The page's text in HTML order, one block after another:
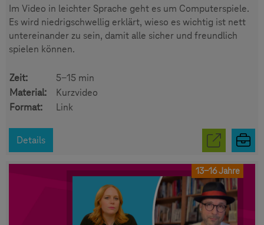
Im Video in leichter Sprache geht es um Computerspiele.
Es wird niedrigschwellig erklärt, wieso es wichtig ist nett
untereinander zu sein, damit alle sicher und freundlich
spielen können.
Zeit:
5-15 min
Material:
Kurzvideo
Format:
Link
Details
13-16 Jahre